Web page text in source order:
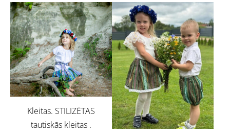
Kleitas. STILIZĒTAS
tautiskās kleitas .